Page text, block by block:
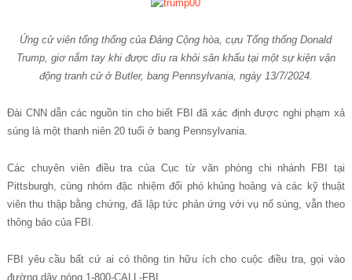
Ứng cửviên tổng thống của Đảng Cộng hòa, cựu Tổng thống Donald
Trump, giơnắm tay khi được dìu ra khỏi sân khấu tại một sựkiện vận
động tranh cử ởButler, bang Pennsylvania, ngày 13/7/2024.
Đài CNN dẫn các nguồn tin cho biết FBIđãxác địnhđược nghi phạm xả
súng l àmột thanh niên 20 tuổi ở bang Pennsylvania.
Các chuyên viên điều tra của Cục từvăn phòng chi nhánh FBI tại
Pittsburgh, cùng nhómđặc nhiệmđối phókhủng hoảng vàcác kỹthuật
viên thu thập bằng chứng,đãl ập tức phảnứng với vụ nổsúng, vẫn theo
thông báo của FBI.
FBI yêu cầu bất cứ ai cóthông tin hữu ích cho cuộc điều tra, gọi vào
đường dây nóng 1-800-CALL-FBI.